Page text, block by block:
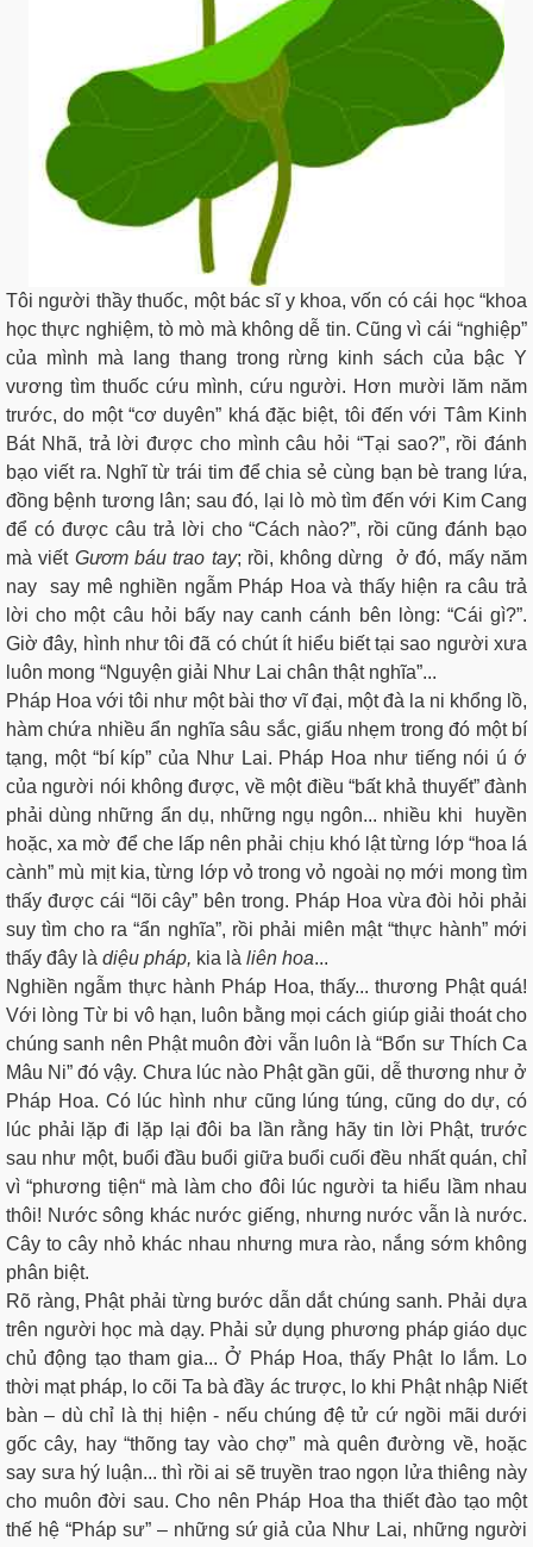
Tôi người thầy thuốc, một bác sĩ y khoa, vốn có cái học “khoa
học thực nghiệm, tò mò mà không dễ tin. Cũng vì cái “nghiệp”
của mình mà lang thang trong rừng kinh sách của bậc Y
vương tìm thuốc cứu mình, cứu người. Hơn mười lăm năm
trước, do một “cơ duyên” khá đặc biệt, tôi đến với Tâm Kinh
Bát Nhã, trả lời được cho mình câu hỏi “Tại sao?”, rồi đánh
bạo viết ra. Nghĩ từ trái tim để chia sẻ cùng bạn bè trang lứa,
đồng bệnh tương lân; sau đó, lại lò mò tìm đến với Kim Cang
để có được câu trả lời cho “Cách nào?”, rồi cũng đánh bạo
mà viết Gươm báu trao tay; rồi, không dừng ở đó, mấy năm
nay say mê nghiền ngẫm Pháp Hoa và thấy hiện ra câu trả
lời cho một câu hỏi bấy nay canh cánh bên lòng: “Cái gì?”.
Giờ đây, hình như tôi đã có chút ít hiểu biết tại sao người xưa
luôn mong “Nguyện giải Như Lai chân thật nghĩa”...
Pháp Hoa với tôi như một bài thơ vĩ đại, một đà la ni khổng lồ,
hàm chứa nhiều ẩn nghĩa sâu sắc, giấu nhẹm trong đó một bí
tạng, một “bí kíp” của Như Lai. Pháp Hoa như tiếng nói ú ớ
của người nói không được, về một điều “bất khả thuyết” đành
phải dùng những ẩn dụ, những ngụ ngôn... nhiều khi huyền
hoặc, xa mờ để che lấp nên phải chịu khó lật từng lớp “hoa lá
cành” mù mịt kia, từng lớp vỏ trong vỏ ngoài nọ mới mong tìm
thấy được cái “lõi cây” bên trong. Pháp Hoa vừa đòi hỏi phải
suy tìm cho ra “ẩn nghĩa”, rồi phải miên mật “thực hành” mới
thấy đây là diệu pháp, kia là liên hoa...
Nghiền ngẫm thực hành Pháp Hoa, thấy... thương Phật quá!
Với lòng Từ bi vô hạn, luôn bằng mọi cách giúp giải thoát cho
chúng sanh nên Phật muôn đời vẫn luôn là “Bổn sư Thích Ca
Mâu Ni” đó vậy. Chưa lúc nào Phật gần gũi, dễ thương như ở
Pháp Hoa. Có lúc hình như cũng lúng túng, cũng do dự, có
lúc phải lặp đi lặp lại đôi ba lần rằng hãy tin lời Phật, trước
sau như một, buổi đầu buổi giữa buổi cuối đều nhất quán, chỉ
vì “phương tiện“ mà làm cho đôi lúc người ta hiểu lầm nhau
thôi! Nước sông khác nước giếng, nhưng nước vẫn là nước.
Cây to cây nhỏ khác nhau nhưng mưa rào, nắng sớm không
phân biệt.
Rõ ràng, Phật phải từng bước dẫn dắt chúng sanh. Phải dựa
trên người học mà dạy. Phải sử dụng phương pháp giáo dục
chủ động tạo tham gia... Ở Pháp Hoa, thấy Phật lo lắm. Lo
thời mạt pháp, lo cõi Ta bà đầy ác trược, lo khi Phật nhập Niết
bàn – dù chỉ là thị hiện - nếu chúng đệ tử cứ ngồi mãi dưới
gốc cây, hay “thõng tay vào chợ” mà quên đường về, hoặc
say sưa hý luận... thì rồi ai sẽ truyền trao ngọn lửa thiêng này
cho muôn đời sau. Cho nên Pháp Hoa tha thiết đào tạo một
thế hệ “Pháp sư” – những sứ giả của Như Lai, những người